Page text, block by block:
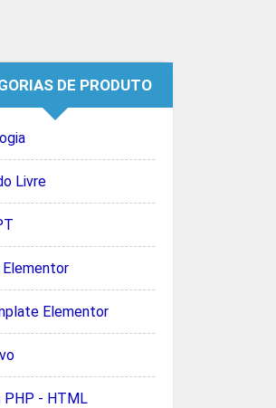
DE PRODUTO
Livre
Elementor
PHP - HTML